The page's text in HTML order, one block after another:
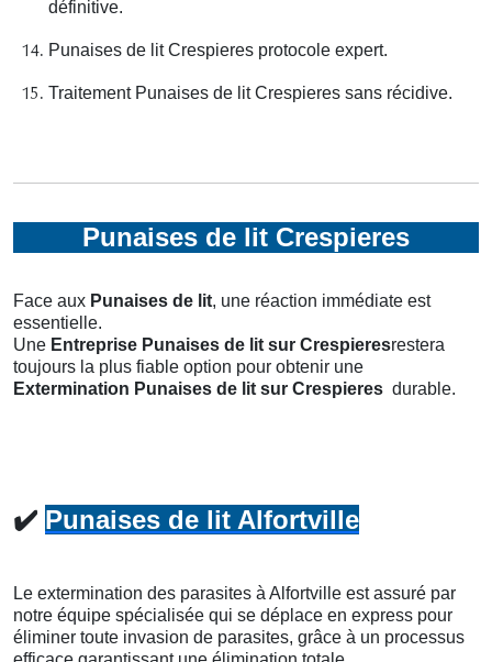
définitive.
Punaises de lit Crespieres protocole expert.
Traitement Punaises de lit Crespieres sans récidive.
Punaises de lit Crespieres
Face aux Punaises de lit, une réaction immédiate est
essentielle.
Une Entreprise Punaises de lit sur Crespieresrestera
toujours la plus fiable option pour obtenir une
Extermination Punaises de lit sur Crespieres durable.
✔️ Punaises de lit Alfortville
Le extermination des parasites à Alfortville est assuré par
notre équipe spécialisée qui se déplace en express pour
éliminer toute invasion de parasites, grâce à un processus